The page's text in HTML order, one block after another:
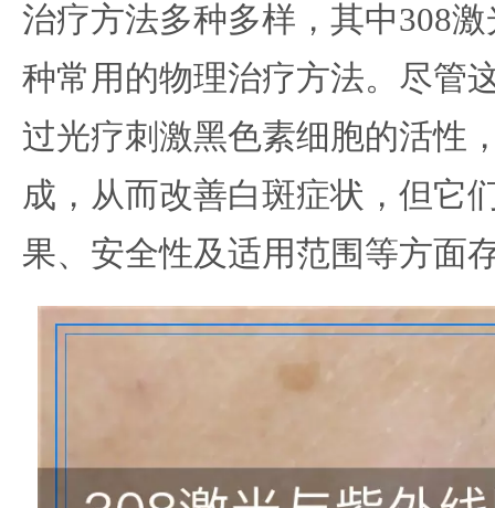
治疗方法多种多样，其中308
种常用的物理治疗方法。尽管
过光疗刺激黑色素细胞的活性
成，从而改善白斑症状，但它
果、安全性及适用范围等方面